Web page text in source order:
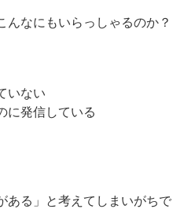
んなにもいらっしゃるのか？
いない
に発信している
ある」と考えてしまいがちで